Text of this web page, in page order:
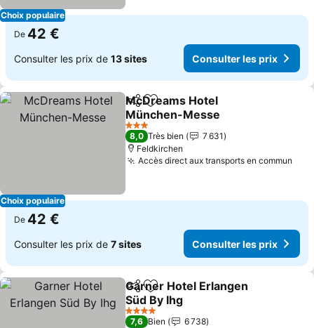
Choix populaire
De 42 €
Consulter les prix de 13 sites Consulter les prix
Choix populaire
PartagerAjouter à mes favoris
McDreams Hotel
München-Messe
Consulter les prix
3 Étoiles
8,0 Très bien
7 631
Feldkirchen
Accès direct aux transports en commun
De 42 €
Consulter les prix de 7 sites Consulter les prix
PartagerAjouter à mes favoris
Garner Hotel Erlangen
Süd By Ihg
Consulter les prix
4 Étoiles
7,6 Bien
6 738